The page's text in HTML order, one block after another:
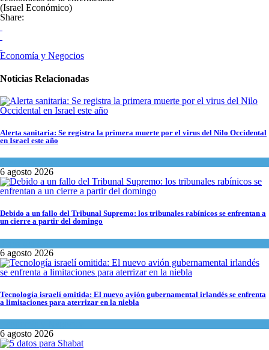
(Israel Económico)
Share:
Economía y Negocios
Noticias Relacionadas
Alerta sanitaria: Se registra la primera muerte por el virus del Nilo Occidental
en Israel este año
6 agosto 2026
Debido a un fallo del Tribunal Supremo: los tribunales rabínicos se enfrentan a
un cierre a partir del domingo
6 agosto 2026
Tecnología israelí omitida: El nuevo avión gubernamental irlandés se enfrenta
a limitaciones para aterrizar en la niebla
6 agosto 2026